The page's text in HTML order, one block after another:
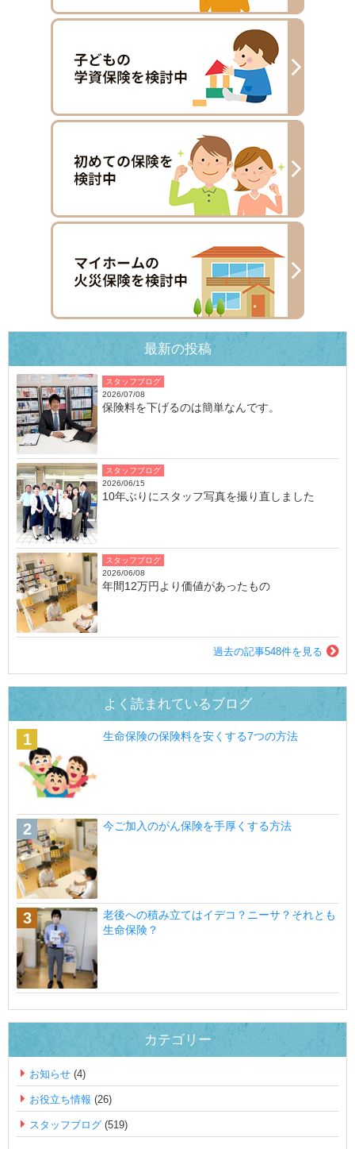
最新の投稿
スタッフブログ
2026/07/08
保険料を下げるのは簡単なんです。
スタッフブログ
2026/06/15
10年ぶりにスタッフ写真を撮り直しました
スタッフブログ
2026/06/08
年間12万円より価値があったもの
過去の記事548件を見る
よく読まれているブログ
生命保険の保険料を安くする7つの方法
今ご加入のがん保険を手厚くする方法
老後への積み立てはイデコ？ニーサ？それとも
生命保険？
カテゴリー
お知らせ (4)
お役立ち情報 (26)
スタッフブログ (519)